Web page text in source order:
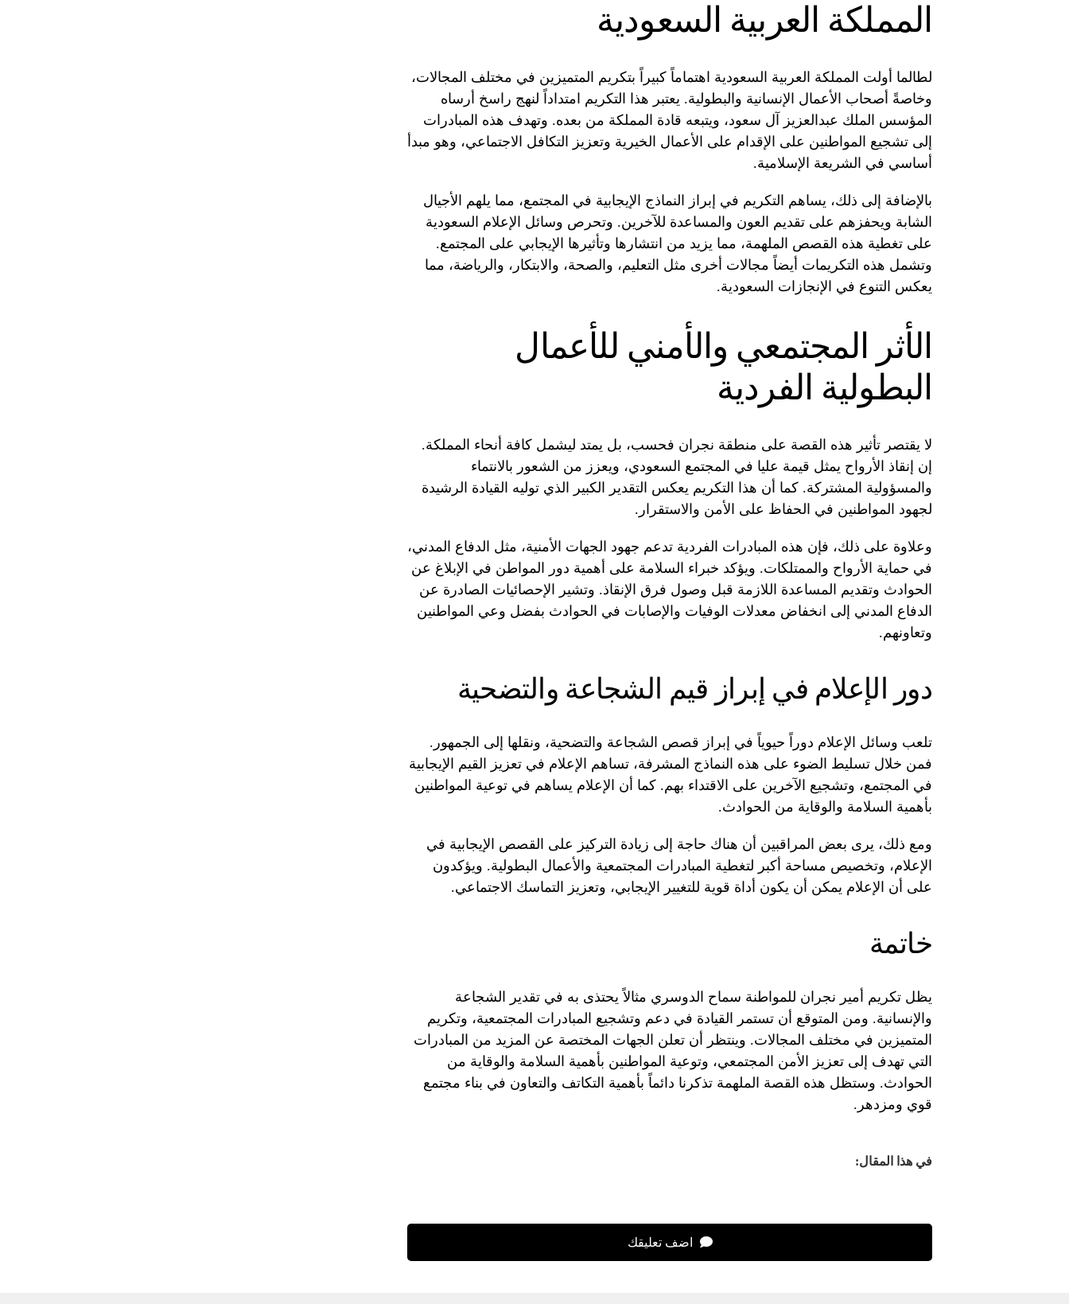
المملكة العربية السعودية
لطالما أولت المملكة العربية السعودية اهتماماً كبيراً بتكريم المتميزين في مختلف المجالات،
وخاصةً أصحاب الأعمال الإنسانية والبطولية. يعتبر هذا التكريم امتداداً لنهج راسخ أرساه
المؤسس الملك عبدالعزيز آل سعود، ويتبعه قادة المملكة من بعده. وتهدف هذه المبادرات
إلى تشجيع المواطنين على الإقدام على الأعمال الخيرية وتعزيز التكافل الاجتماعي، وهو مبدأ
أساسي في الشريعة الإسلامية.
بالإضافة إلى ذلك، يساهم التكريم في إبراز النماذج الإيجابية في المجتمع، مما يلهم الأجيال
الشابة ويحفزهم على تقديم العون والمساعدة للآخرين. وتحرص وسائل الإعلام السعودية
على تغطية هذه القصص الملهمة، مما يزيد من انتشارها وتأثيرها الإيجابي على المجتمع.
وتشمل هذه التكريمات أيضاً مجالات أخرى مثل التعليم، والصحة، والابتكار، والرياضة، مما
يعكس التنوع في الإنجازات السعودية.
الأثر المجتمعي والأمني للأعمال
البطولية الفردية
لا يقتصر تأثير هذه القصة على منطقة نجران فحسب، بل يمتد ليشمل كافة أنحاء المملكة.
إن إنقاذ الأرواح يمثل قيمة عليا في المجتمع السعودي، ويعزز من الشعور بالانتماء
والمسؤولية المشتركة. كما أن هذا التكريم يعكس التقدير الكبير الذي توليه القيادة الرشيدة
لجهود المواطنين في الحفاظ على الأمن والاستقرار.
وعلاوة على ذلك، فإن هذه المبادرات الفردية تدعم جهود الجهات الأمنية، مثل الدفاع المدني،
في حماية الأرواح والممتلكات. ويؤكد خبراء السلامة على أهمية دور المواطن في الإبلاغ عن
الحوادث وتقديم المساعدة اللازمة قبل وصول فرق الإنقاذ. وتشير الإحصائيات الصادرة عن
الدفاع المدني إلى انخفاض معدلات الوفيات والإصابات في الحوادث بفضل وعي المواطنين
وتعاونهم.
دور الإعلام في إبراز قيم الشجاعة والتضحية
تلعب وسائل الإعلام دوراً حيوياً في إبراز قصص الشجاعة والتضحية، ونقلها إلى الجمهور.
فمن خلال تسليط الضوء على هذه النماذج المشرفة، تساهم الإعلام في تعزيز القيم الإيجابية
في المجتمع، وتشجيع الآخرين على الاقتداء بهم. كما أن الإعلام يساهم في توعية المواطنين
بأهمية السلامة والوقاية من الحوادث.
ومع ذلك، يرى بعض المراقبين أن هناك حاجة إلى زيادة التركيز على القصص الإيجابية في
الإعلام، وتخصيص مساحة أكبر لتغطية المبادرات المجتمعية والأعمال البطولية. ويؤكدون
على أن الإعلام يمكن أن يكون أداة قوية للتغيير الإيجابي، وتعزيز التماسك الاجتماعي.
خاتمة
يظل تكريم أمير نجران للمواطنة سماح الدوسري مثالاً يحتذى به في تقدير الشجاعة
والإنسانية. ومن المتوقع أن تستمر القيادة في دعم وتشجيع المبادرات المجتمعية، وتكريم
المتميزين في مختلف المجالات. وينتظر أن تعلن الجهات المختصة عن المزيد من المبادرات
التي تهدف إلى تعزيز الأمن المجتمعي، وتوعية المواطنين بأهمية السلامة والوقاية من
الحوادث. وستظل هذه القصة الملهمة تذكرنا دائماً بأهمية التكاتف والتعاون في بناء مجتمع
قوي ومزدهر.
في هذا المقال:
اضف تعليقك